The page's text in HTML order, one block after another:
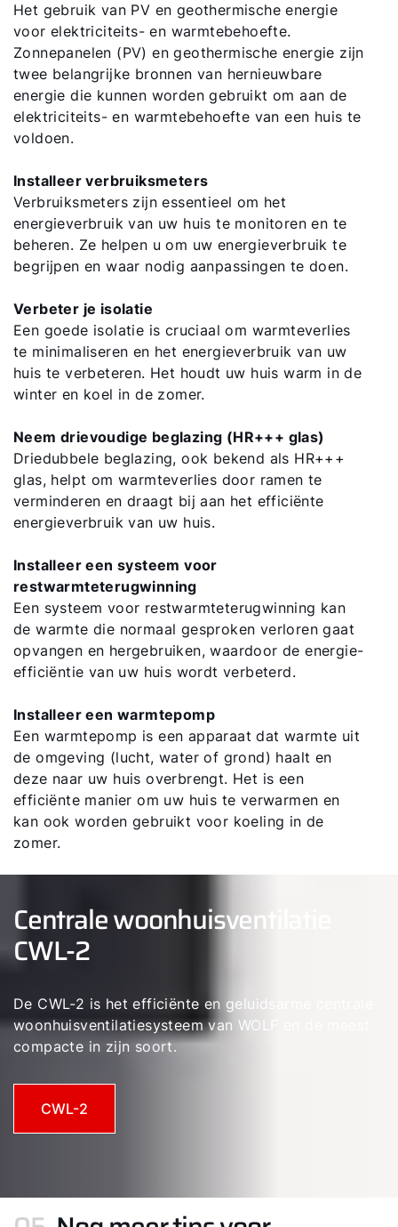
Het gebruik van PV en geothermische energie
voor elektriciteits- en warmtebehoefte.
Zonnepanelen (PV) en geothermische energie zijn
twee belangrijke bronnen van hernieuwbare
energie die kunnen worden gebruikt om aan de
elektriciteits- en warmtebehoefte van een huis te
voldoen.
Installeer verbruiksmeters
Verbruiksmeters zijn essentieel om het
energieverbruik van uw huis te monitoren en te
beheren. Ze helpen u om uw energieverbruik te
begrijpen en waar nodig aanpassingen te doen.
Verbeter je isolatie
Een goede isolatie is cruciaal om warmteverlies
te minimaliseren en het energieverbruik van uw
huis te verbeteren. Het houdt uw huis warm in de
winter en koel in de zomer.
Neem drievoudige beglazing (HR+++ glas)
Driedubbele beglazing, ook bekend als HR+++
glas, helpt om warmteverlies door ramen te
verminderen en draagt bij aan het efficiënte
energieverbruik van uw huis.
Installeer een systeem voor
restwarmteterugwinning
Een systeem voor restwarmteterugwinning kan
de warmte die normaal gesproken verloren gaat
opvangen en hergebruiken, waardoor de energie-
efficiëntie van uw huis wordt verbeterd.
Installeer een warmtepomp
Een warmtepomp is een apparaat dat warmte uit
de omgeving (lucht, water of grond) haalt en
deze naar uw huis overbrengt. Het is een
efficiënte manier om uw huis te verwarmen en
kan ook worden gebruikt voor koeling in de
zomer.
Centrale woonhuisventilatie
CWL-2
De CWL-2 is het efficiënte en geluidsarme centrale
woonhuisventilatiesysteem van WOLF en de meest
compacte in zijn soort.
CWL-2
Hallo!
Hoe kunnen wij u helpen?
Contact met het team
Contactformulier
Mail de WOLF Service
Adresgegevens
Downloads
Service App